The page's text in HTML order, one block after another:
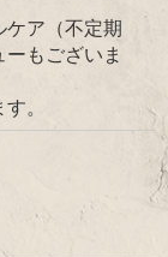
ケア（不定期
もございま
。